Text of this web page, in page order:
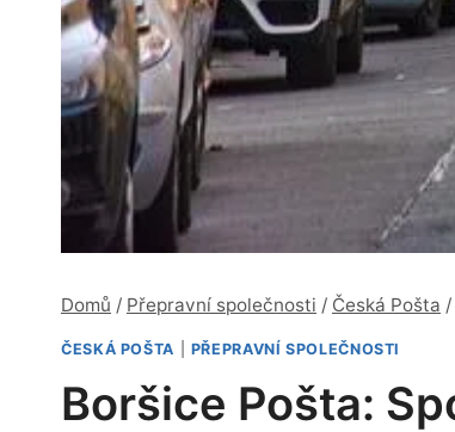
Domů / Přepravní společnosti / Česká Pošta /
ČESKÁ POŠTA PŘEPRAVNÍ SPOLEČNOSTI
Boršice Pošta: